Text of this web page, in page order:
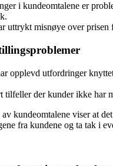
i kundeomtalene er
uttrykt misnøye over prisen
opplevd utfordringer
tilfeller der kunder ikke har
kundeomtalene viser at
fra kundene og ta tak i